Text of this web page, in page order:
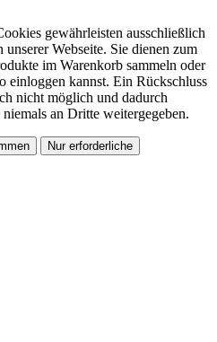
gewährleisten ausschließlich
Webseite. Sie dienen zum
im Warenkorb sammeln oder
einloggen kannst. Ein Rückschluss
nicht möglich und dadurch
an Dritte weitergegeben.
Nur erforderliche